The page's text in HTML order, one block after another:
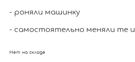
- роняли машинку
- самостоятельно меняли те
Нет на складе